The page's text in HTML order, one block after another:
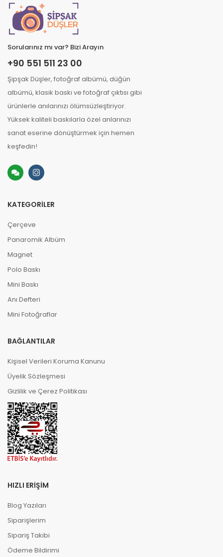
Sorularınız mı var? Bizi Arayın
+90 551 511 23 00
Şipşak Düşler, fotoğraf albümü, düğün
albümü, klasik baskı ve fotoğraf çıktısı gibi
ürünlerle anılarınızı ölümsüzleştiriyor.
Yüksek kaliteli baskılarla özel anlarınızı
sanat eserine dönüştürmek için hemen
keşfedin!
KATEGORILER
Çerçeve
Panaromik Albüm
Magnet
Polo Baskı
Mini Baskı
Anı Defteri
Mini Fotoğraflar
BAĞLANTILAR
Kişisel Verileri Koruma Kanunu
Üyelik Sözleşmesi
Gizlilik ve Çerez Politikası
HIZLI ERIŞIM
Blog Yazıları
Siparişlerim
Sipariş Takibi
Ödeme Bildirimi